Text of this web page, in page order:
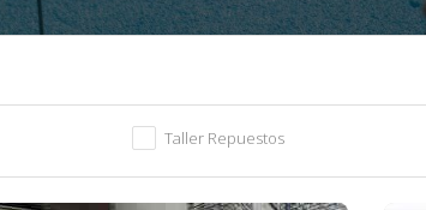
Taller Repuestos